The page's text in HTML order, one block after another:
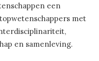
een
met
en samenleving.